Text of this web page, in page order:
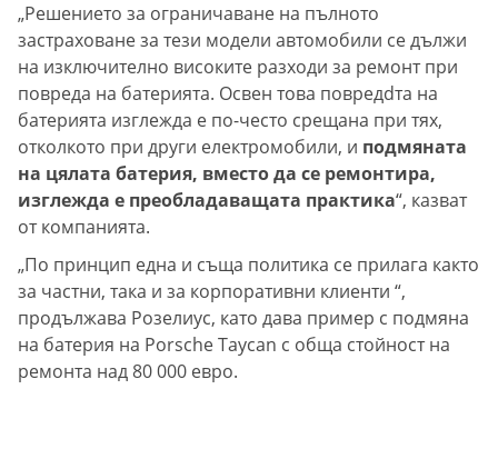
„Решението за ограничаване на пълното
застраховане за тези модели автомобили се дължи
на изключително високите разходи за ремонт при
повреда на батерията. Освен това повредdта на
батерията изглежда е по-често срещана при тях,
отколкото при други електромобили, и подмяната
на цялата батерия, вместо да се ремонтира,
изглежда е преобладаващата практика“, казват
от компанията.
„По принцип една и съща политика се прилага както
за частни, така и за корпоративни клиенти “,
продължава Розелиус, като дава пример с подмяна
на батерия на Porsche Taycan с обща стойност на
ремонта над 80 000 евро.